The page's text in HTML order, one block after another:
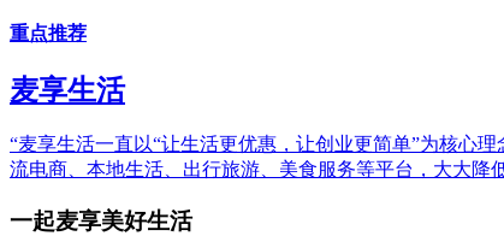
重点推荐
麦享生活
“麦享生活一直以“让生活更优惠，让创业更简单”为核心
流电商、本地生活、出行旅游、美食服务等平台，大大降
一起麦享美好生活